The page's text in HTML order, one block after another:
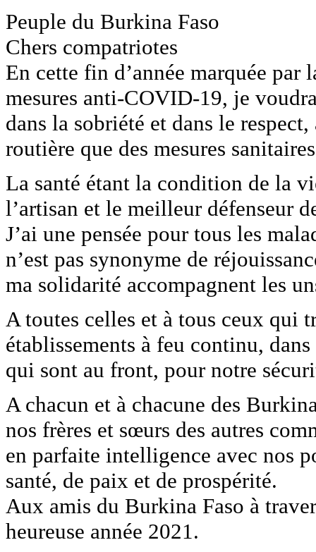
Peuple du Burkina Faso
Chers compatriotes
En cette fin d’année marquée par
mesures anti-COVID-19, je
dans la sobriété et dans le
routière que des mesures
La santé étant la condition de la
l’artisan et le meilleur défenseur
J’ai une pensée pour tous les
n’est pas synonyme de
ma solidarité accompagnent les
A toutes celles et à tous ceux qui
établissements à feu continu,
qui sont au front, pour notre
A chacun et à chacune des
nos frères et sœurs des autres
en parfaite intelligence avec nos
santé, de paix et de prospérité.
Aux amis du Burkina Faso à
heureuse année 2021.